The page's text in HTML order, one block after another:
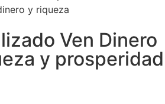
Ven Dinero
y prosperidad